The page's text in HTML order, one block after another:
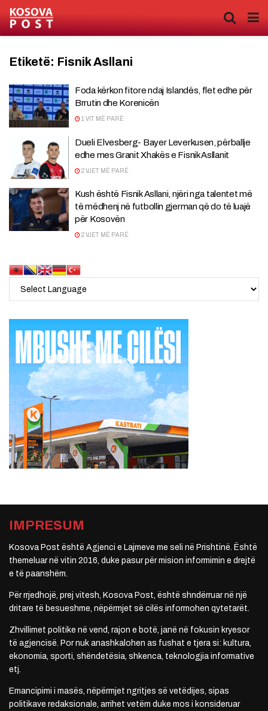
Etiketë: Fisnik Asllani
Foda kërkon fitore ndaj Islandës, flet edhe për
Brrutin dhe Korenicën
1 VIT MË PARË
Dueli Elvesberg- Bayer Leverkusen, përballje
edhe mes Granit Xhakës e Fisnik Asllanit
2 VJET MË PARË
Kush është Fisnik Asllani, njëri nga talentet më
të mëdhenj në futbollin gjerman që do të luajë
për Kosovën
2 VJET MË PARË
IMPRESUM
Kosova Post është Agjenci e Lajmeve me seli në Prishtinë. Është
themeluar në vitin 2016, duke pasur për mision informimin e drejtë
e të paanshëm.
Për rrjedhojë, prej vitesh, Kosova Post, është shndërruar në një
dritare të besueshme, nëpërmjet së cilës informohen qytetarët.
Zhvillimet politike në vend, rajon e botë, janë në fokusin kryesor
të agjencisë. Por nuk anashkalohen as fushat e tjera si: kultura,
ekonomia, sporti, shëndetësia, shkenca, teknologjia informative
etj.
Emancipimi i masës, nëpërmjet ngritjes së vetëdijes, sipas
politikave redaksionale, arrihet vetëm duke mos i konsideruar